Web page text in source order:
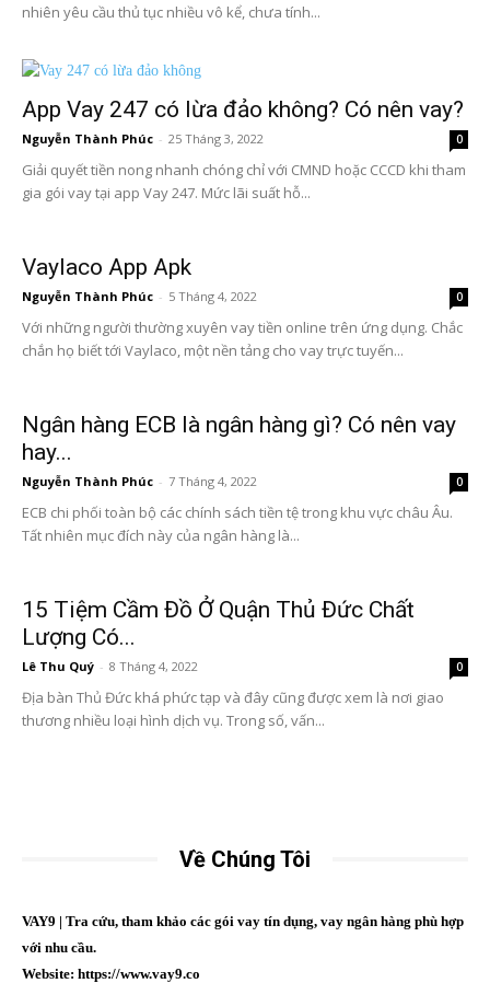
nhiên yêu cầu thủ tục nhiều vô kể, chưa tính...
App Vay 247 có lừa đảo không? Có nên vay?
Nguyễn Thành Phúc - 25 Tháng 3, 2022 0
Giải quyết tiền nong nhanh chóng chỉ với CMND hoặc CCCD khi tham
gia gói vay tại app Vay 247. Mức lãi suất hỗ...
Vaylaco App Apk
Nguyễn Thành Phúc - 5 Tháng 4, 2022 0
Với những người thường xuyên vay tiền online trên ứng dụng. Chắc
chắn họ biết tới Vaylaco, một nền tảng cho vay trực tuyến...
Ngân hàng ECB là ngân hàng gì? Có nên vay
hay...
Nguyễn Thành Phúc - 7 Tháng 4, 2022 0
ECB chi phối toàn bộ các chính sách tiền tệ trong khu vực châu Âu.
Tất nhiên mục đích này của ngân hàng là...
15 Tiệm Cầm Đồ Ở Quận Thủ Đức Chất
Lượng Có...
Lê Thu Quý - 8 Tháng 4, 2022 0
Địa bàn Thủ Đức khá phức tạp và đây cũng được xem là nơi giao
thương nhiều loại hình dịch vụ. Trong số, vấn...
Về Chúng Tôi
VAY9 | Tra cứu, tham khảo các gói vay tín dụng, vay ngân hàng phù hợp
với nhu cầu.
Website: https://www.vay9.co